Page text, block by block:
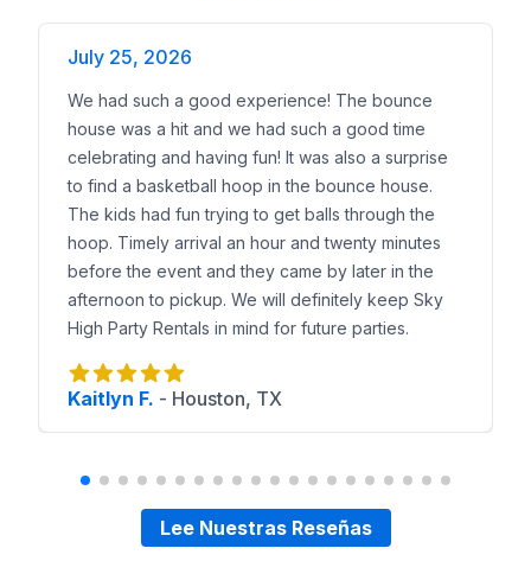
Cursos de Obstáculos en University Park
Juegos Interactivos en University Park
July 25, 2026
We had such a good experience! The bounce
house was a hit and we had such a good time
celebrating and having fun! It was also a surprise
to find a basketball hoop in the bounce house.
The kids had fun trying to get balls through the
hoop. Timely arrival an hour and twenty minutes
before the event and they came by later in the
afternoon to pickup. We will definitely keep Sky
High Party Rentals in mind for future parties.
Kaitlyn F. - Houston, TX
Lee Nuestras Reseñas